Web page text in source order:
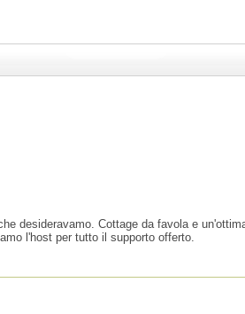
desideravamo. Cottage da favola e
l'host per tutto il supporto offerto.